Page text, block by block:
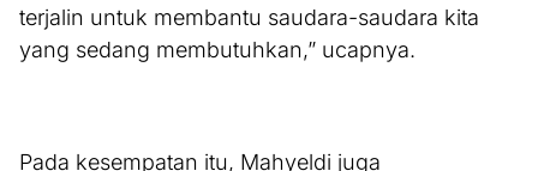
terjalin untuk membantu saudara-saudara kita
yang sedang membutuhkan,” ucapnya.
Pada kesempatan itu, Mahyeldi juga